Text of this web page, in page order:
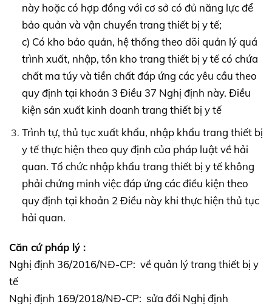
này hoặc có hợp đồng với cơ sở có đủ năng lực để
bảo quản và vận chuyển trang thiết bị y tế;
c) Có kho bảo quản, hệ thống theo dõi quản lý quá
trình xuất, nhập, tồn kho trang thiết bị y tế có chứa
chất ma túy và tiền chất đáp ứng các yêu cầu theo
quy định tại khoản 3 Điều 37 Nghị định này. Điều
kiện sản xuất kinh doanh trang thiết bị y tế
Trình tự, thủ tục xuất khẩu, nhập khẩu trang thiết bị
y tế thực hiện theo quy định của pháp luật về hải
quan. Tổ chức nhập khẩu trang thiết bị y tế không
phải chứng minh việc đáp ứng các điều kiện theo
quy định tại khoản 2 Điều này khi thực hiện thủ tục
hải quan.
Căn cứ pháp lý :
Nghị định 36/2016/NĐ-CP: về quản lý trang thiết bị y
tế
Nghị định 169/2018/NĐ-CP: sửa đổi Nghị định